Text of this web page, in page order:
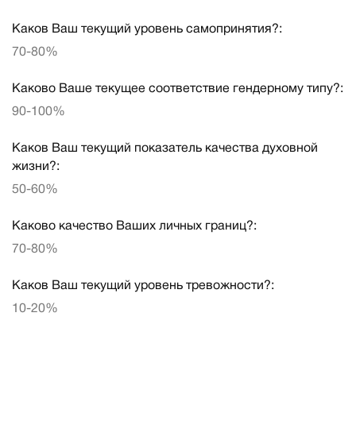
Каков Ваш текущий уровень самопринятия?:
70-80%
Каково Ваше текущее соответствие гендерному типу?:
90-100%
Каков Ваш текущий показатель качества духовной
жизни?:
50-60%
Каково качество Ваших личных границ?:
70-80%
Каков Ваш текущий уровень тревожности?:
10-20%